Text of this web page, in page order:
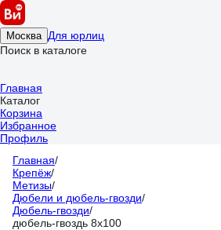
Москва Для юрлиц
Поиск в каталоге
Главная
Каталог
Корзина
Избранное
Профиль
Главная/
Крепёж/
Метизы/
Дюбели и дюбель-гвозди/
Дюбель-гвозди/
дюбель-гвоздь 8х100